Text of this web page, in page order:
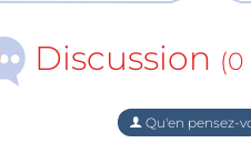
Discussion
Qu'en pensez-